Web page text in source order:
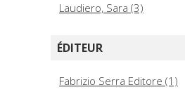
Laudiero, Sara (3)
ÉDITEUR
Fabrizio Serra Editore (1)